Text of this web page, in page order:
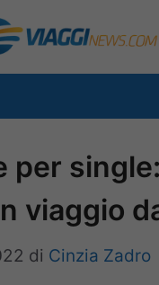
per
viaggio
di Cinzia Zadro